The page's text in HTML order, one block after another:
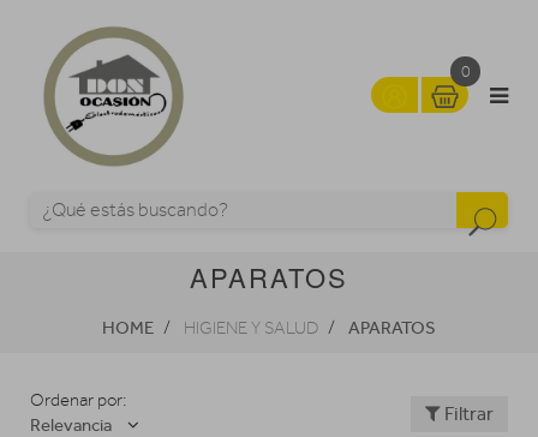
0
APARATOS
HOME HIGIENE Y SALUD APARATOS
Ordenar por:
Relevancia
Filtrar